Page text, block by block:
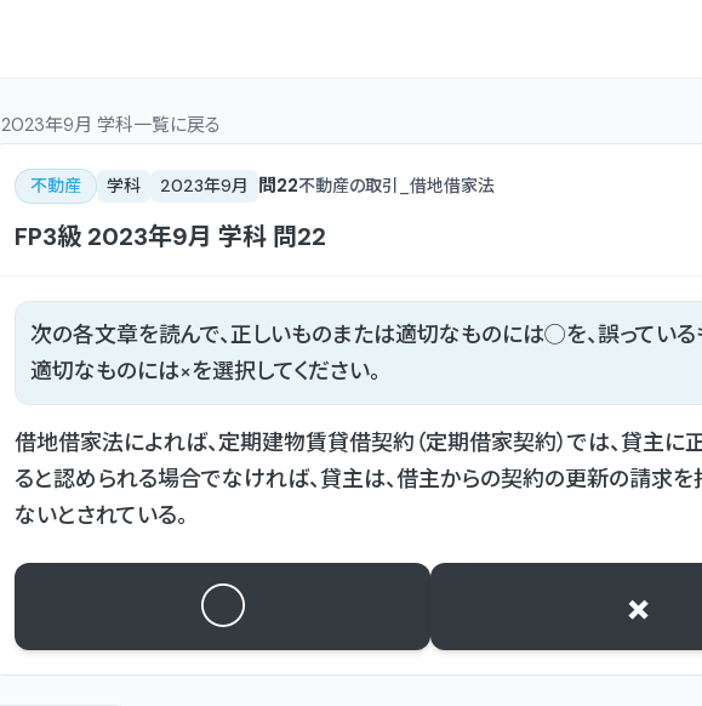
2023年9月 学科一覧に戻る
不動産 学科 2023年9月 問22不動産の取引_借地借家法
FP3級 2023年9月 学科 問22
次の各文章を読んで、正しいものまたは適切なものには◯を、誤ってい
適切なものには×を選択してください。
借地借家法によれば、定期建物賃貸借契約（定期借家契約）では、貸主に
ると認められる場合でなければ、貸主は、借主からの契約の更新の請求を
ないとされている。
○ ×